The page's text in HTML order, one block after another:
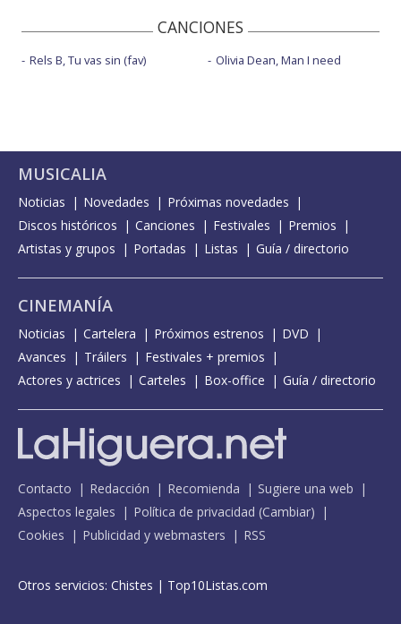
CANCIONES
Rels B, Tu vas sin (fav) Olivia Dean, Man I need
MUSICALIA
Noticias Novedades
Próximas novedades
Discos históricos
Canciones Festivales
Premios
Artistas y grupos
Portadas Listas Guía / directorio
CINEMANÍA
Noticias Cartelera Próximos estrenos
DVD
Avances
Tráilers
Festivales + premios
Actores y actrices
Carteles Box-office Guía / directorio
Contacto Redacción Recomienda
Sugiere una web
Aspectos legales
Política de privacidad (Cambiar)
Cookies
Publicidad y webmasters RSS
Otros servicios: Chistes | Top10Listas.com